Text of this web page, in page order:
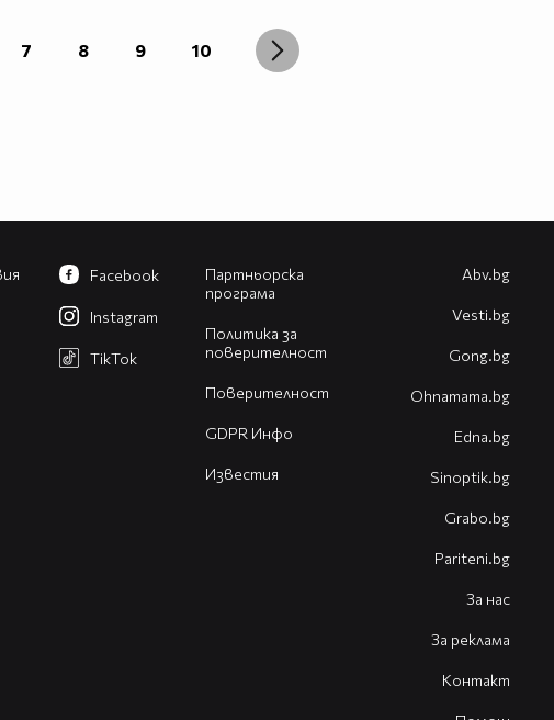
7 8 9 10
Партньорска
програма
Политика за
поверителност
Поверителност
GDPR Инфо
Известия
Facebook
Instagram
TikTok
Abv.bg
Vesti.bg
Gong.bg
Оhnamama.bg
Edna.bg
Sinoptik.bg
Grabo.bg
Pariteni.bg
За нас
За реклама
Контакт